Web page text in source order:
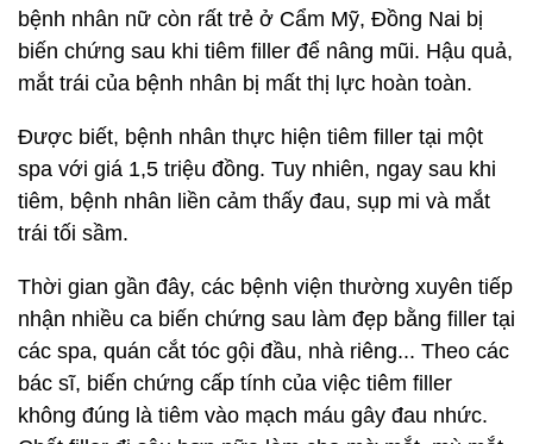
bệnh nhân nữ còn rất trẻ ở Cẩm Mỹ, Đồng Nai bị
biến chứng sau khi tiêm filler để nâng mũi. Hậu quả,
mắt trái của bệnh nhân bị mất thị lực hoàn toàn.
Được biết, bệnh nhân thực hiện tiêm filler tại một
spa với giá 1,5 triệu đồng. Tuy nhiên, ngay sau khi
tiêm, bệnh nhân liền cảm thấy đau, sụp mi và mắt
trái tối sầm.
Thời gian gần đây, các bệnh viện thường xuyên tiếp
nhận nhiều ca biến chứng sau làm đẹp bằng filler tại
các spa, quán cắt tóc gội đầu, nhà riêng... Theo các
bác sĩ, biến chứng cấp tính của việc tiêm filler
không đúng là tiêm vào mạch máu gây đau nhức.